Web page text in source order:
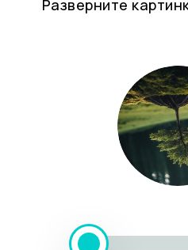
Разверните